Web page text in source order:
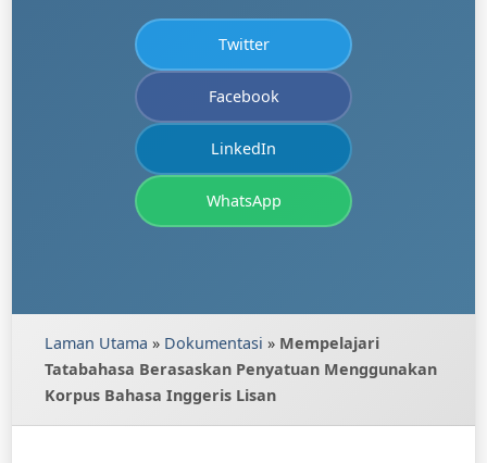
Twitter
Facebook
LinkedIn
WhatsApp
Laman Utama » Dokumentasi » Mempelajari
Tatabahasa Berasaskan Penyatuan Menggunakan
Korpus Bahasa Inggeris Lisan